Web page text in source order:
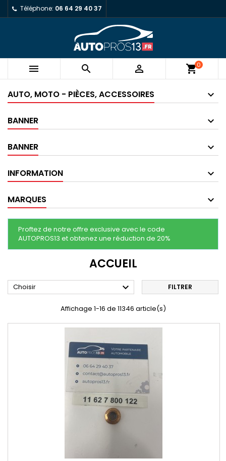
Téléphone: 06 64 29 40 37
   shopping_cart0
AUTO, MOTO - PIÈCES, ACCESSOIRES
BANNER
BANNER
INFORMATION
MARQUES
Proftez de notre offre exclusive avec le code
AUTOPROS13 et obtenez une réduction de 20%
ACCUEIL
Choisir  FILTRER
Affichage 1-16 de 11346 article(s)